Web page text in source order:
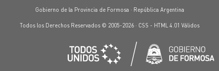
Gobierno de la Provincia de Formosa · República Argentina
Todos los Derechos Reservados © 2005-2026 · CSS - HTML 4.01 Válidos